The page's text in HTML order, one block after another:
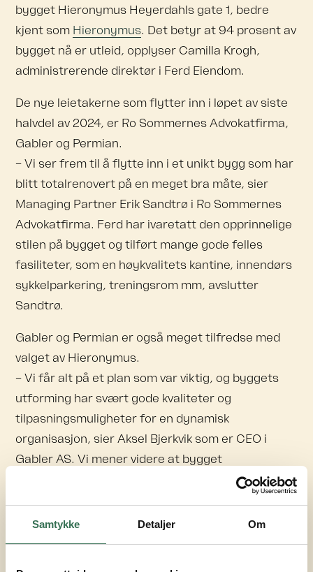
Samtykke Detaljer Om
bygget Hieronymus Heyerdahls gate 1, bedre
kjent som Hieronymus. Det betyr at 94 prosent av
bygget nå er utleid, opplyser Camilla Krogh,
administrerende direktør i Ferd Eiendom.
De nye leietakerne som flytter inn i løpet av siste
halvdel av 2024, er Ro Sommernes Advokatfirma,
Gabler og Permian.
– Vi ser frem til å flytte inn i et unikt bygg som har
blitt totalrenovert på en meget bra måte, sier
Managing Partner Erik Sandtrø i Ro Sommernes
Advokatfirma. Ferd har ivaretatt den opprinnelige
stilen på bygget og tilført mange gode felles
fasiliteter, som en høykvalitets kantine, innendørs
sykkelparkering, treningsrom mm, avslutter
Sandtrø.
Gabler og Permian er også meget tilfredse med
valget av Hieronymus.
– Vi får alt på et plan som var viktig, og byggets
utforming har svært gode kvaliteter og
tilpasningsmuligheter for en dynamisk
organisasjon, sier Aksel Bjerkvik som er CEO i
Gabler AS. Vi mener videre at bygget
representerer soliditet med sjel, noe som passer
profilen til Ferd og det samfunnsansvaret
selskapet tar, også gjenspeiler deres egne verdier.